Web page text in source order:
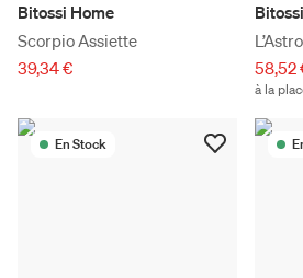
Bitossi Home
Scorpio Assiette
39,34 €
58,52
à la
En Stock